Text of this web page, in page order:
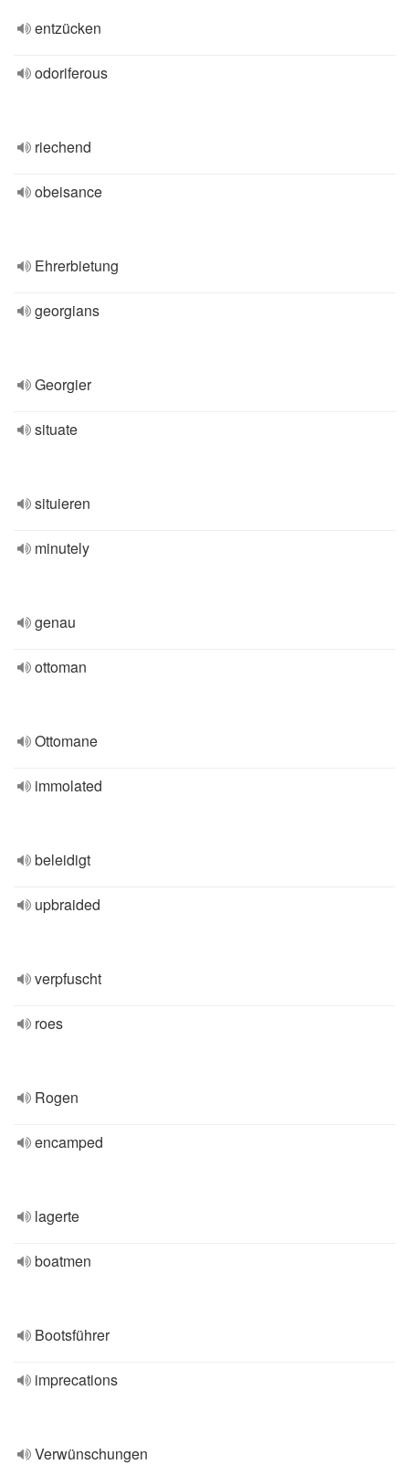
entzücken
odoriferous
riechend
obeisance
Ehrerbietung
georgians
Georgier
situate
situieren
minutely
genau
ottoman
Ottomane
immolated
beleidigt
upbraided
verpfuscht
roes
Rogen
encamped
lagerte
boatmen
Bootsführer
imprecations
Verwünschungen